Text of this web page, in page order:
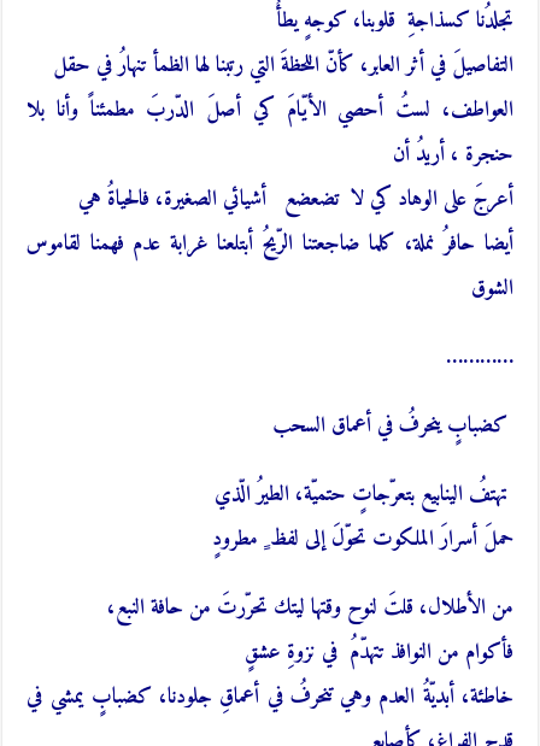
تجلدُنا كسذاجةِ قلوبنا، كوجهٍ يطأُ
التفاصيلَ في أثر العابر، كأنّ اللحظةَ التي رتبنا لها الظمأ تنهارُ في حقل
العواطف، لستُ أحصي الأيّامَ كي أصلَ الدّربَ مطمئناً وأنا بلا
حنجرة ، أريدُ أن
أعرجَ على الوهاد كي لا تضعضع أشيائي الصغيرة، فالحياةُ هي
أيضا حافرُ نملة، كلما ضاجعتنا الرّيحُ أبتلعنا غرابة عدم فهمنا لقاموس
الشوق
…………
كضبابٍ ينحرفُ في أعماق السحب
تهتفُ الينابيعبتعرّجاتٍ حتميّة، الطيرُ الّذي
حملَ أسرارَ الملكوت تحوّلَ إلى لفظ ٍ مطرودٍ
من الأطلال، قلتَ لنوح وقتها ليتك تحرّرتَ من حافة النبع،
فأكوام من النوافذ تتهدّمُ في نزوةِ عشقٍ
خاطئة، أبديّةُ العدم وهي تنحرفُ في أعماقِ جلودنا، كضبابٍ يمشي في